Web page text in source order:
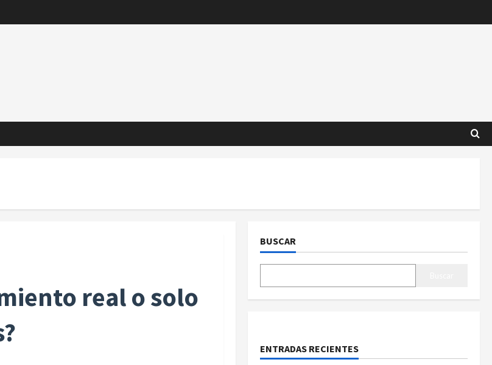
real o solo
BUSCAR
ENTRADAS RECIENTES